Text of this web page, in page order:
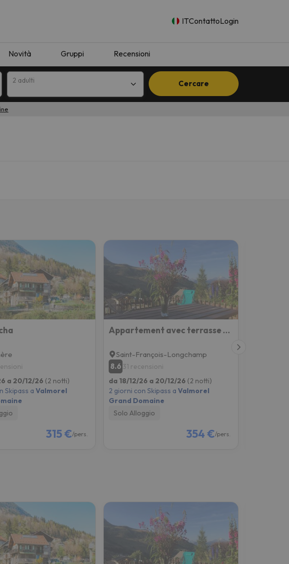
ITContattoLogin
Novità Gruppi Recensioni
2 adulti Cercare
a 20/12/26 (2 notti)
Skipass a Valmorel
315 €/pers.
Appartement avec terrasse magnifique vue montagne
Saint-François-Longchamp
8.6 31 recensioni
da 18/12/26 a 20/12/26 (2 notti)
2 giorni con Skipass aValmorel
Grand Domaine
Solo Alloggio
354 €/pers.